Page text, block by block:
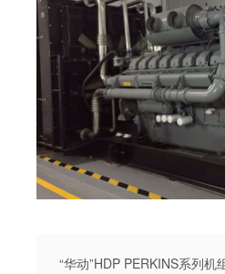
“华动”HDP PERKINS系列